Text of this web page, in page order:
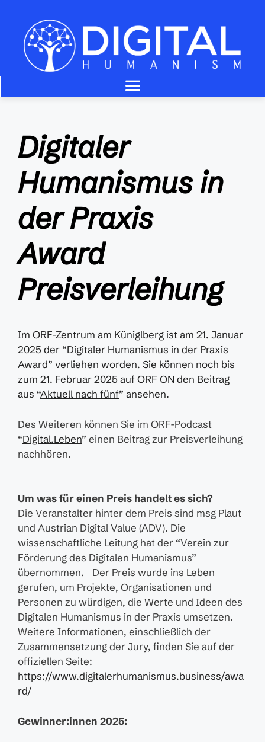
springen
Digitaler
Humanismus in
der Praxis
Award
Preisverleihung
Im ORF-Zentrum am Küniglberg ist am 21. Januar
2025 der “Digitaler Humanismus in der Praxis
Award” verliehen worden. Sie können noch bis
zum 21. Februar 2025 auf ORF ON den Beitrag
aus “Aktuell nach fünf” ansehen.
Des Weiteren können Sie im ORF-Podcast
“Digital.Leben” einen Beitrag zur Preisverleihung
nachhören.
Um was für einen Preis handelt es sich?
Die Veranstalter hinter dem Preis sind msg Plaut
und Austrian Digital Value (ADV). Die
wissenschaftliche Leitung hat der “Verein zur
Förderung des Digitalen Humanismus”
übernommen. Der Preis wurde ins Leben
gerufen, um Projekte, Organisationen und
Personen zu würdigen, die Werte und Ideen des
Digitalen Humanismus in der Praxis umsetzen.
Weitere Informationen, einschließlich der
Zusammensetzung der Jury, finden Sie auf der
offiziellen Seite:
https://www.digitalerhumanismus.business/awa
rd/
Gewinner:innen 2025: